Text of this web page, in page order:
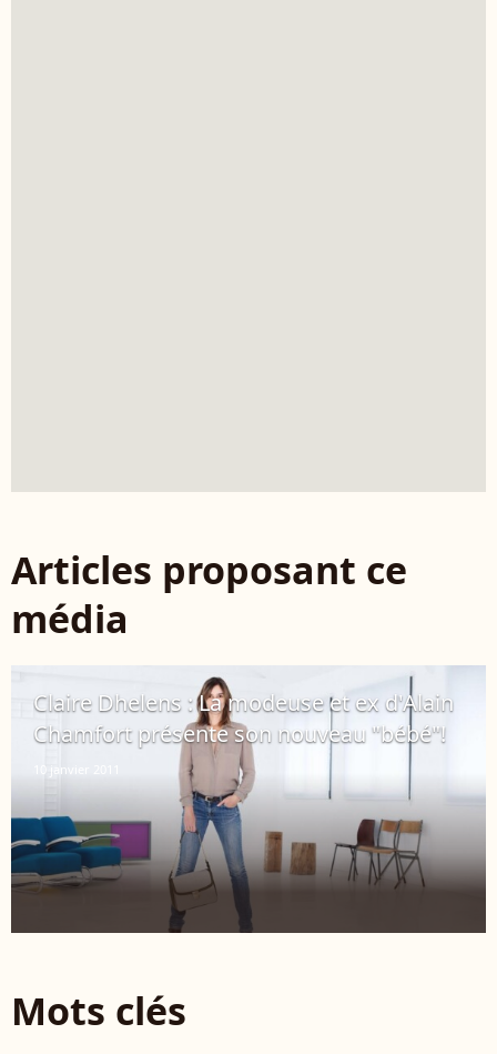
Articles proposant ce
média
Claire Dhelens : La modeuse et ex d'Alain
Chamfort présente son nouveau "bébé"!
10 janvier 2011
Mots clés